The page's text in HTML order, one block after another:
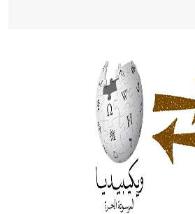
التغذية، ورسالته في جروح الرأس. ويعود
من الدين والفلسفة.
إفراز حيواني يتكون في البحر ويتركب
وهو أحمر أو شديد الحمرة وهو
بكبر الحجم ويسمى الش